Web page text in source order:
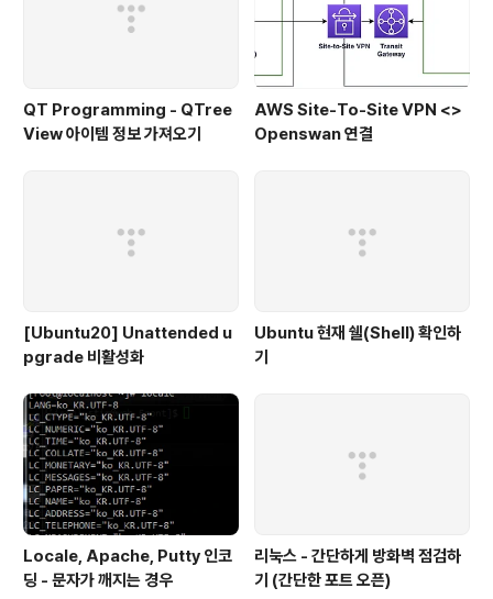
QT Programming - QTree
View 아이템 정보 가져오기
AWS Site-To-Site VPN <>
Openswan 연결
[Ubuntu20] Unattended u
pgrade 비활성화
Ubuntu 현재 쉘(Shell) 확인하
기
Locale, Apache, Putty 인코
딩 - 문자가 깨지는 경우
리눅스 - 간단하게 방화벽 점검하
기 (간단한 포트 오픈)